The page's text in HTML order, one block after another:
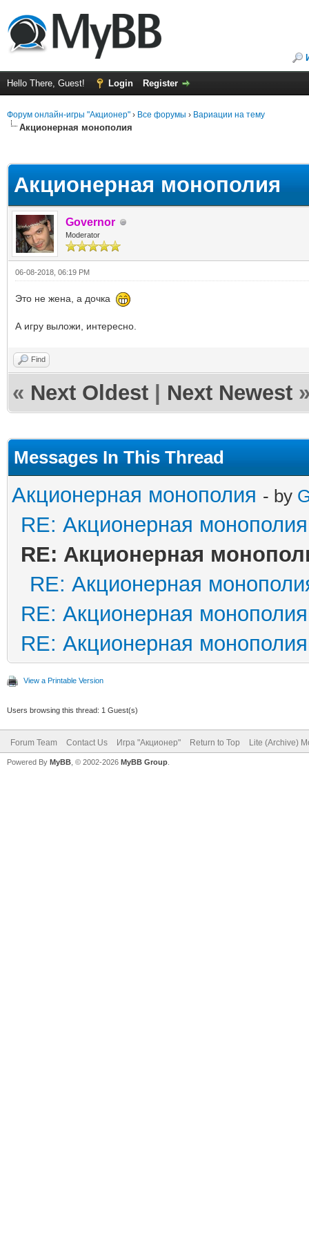
Hello There, Guest! Login Register
Форум онлайн-игры "Акционер" › Все форумы › Вариации на тему
Акционерная монополия
Акционерная монополия
Governor
Moderator
06-08-2018, 06:19 PM
Это не жена, а дочка
А игру выложи, интересно.
Find
« Next Oldest Next Newest
Messages In This Thread
Акционерная монополия - by
RE: Акционерная монополия
RE: Акционерная
RE: Акционерная
RE: Акционерная монополия
RE: Акционерная монополия
View a Printable Version
Users browsing this thread: 1 Guest(s)
Forum Team Contact Us Игра "Акционер" Return to Top Lite (Archive)
Powered By MyBB , © 2002-2026 MyBB Group